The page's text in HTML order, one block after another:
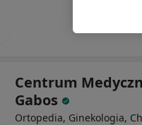
Centrum
Gabos
Ortopedia, Ginekologia,